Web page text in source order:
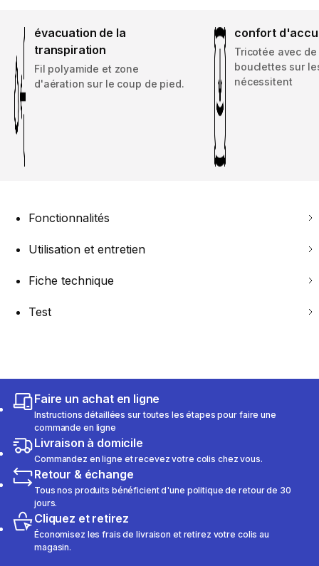
évacuation de la
transpiration
Fil polyamide et zone
d'aération sur le coup de pied.
confort
Tricotée avec
bouclettes sur
nécessitent
Fonctionnalités
Utilisation et entretien
Fiche technique
Test
Faire un achat en ligne
Instructions détaillées sur toutes les étapes pour faire une
commande en ligne
Livraison à domicile
Commandez en ligne et recevez votre colis chez vous.
Retour & échange
Tous nos produits bénéficient d'une politique de retour de 30
jours.
Cliquez et retirez
Économisez les frais de livraison et retirez votre colis au
magasin.